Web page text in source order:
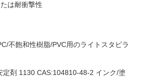
は耐衝撃性
不飽和性樹脂/PVC用のライトスタビラ
定剤 1130 CAS:104810-48-2 インク/塗